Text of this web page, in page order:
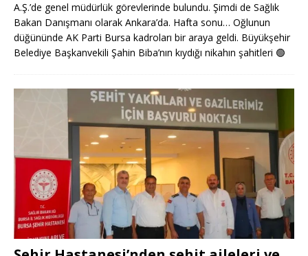
A.Ş.’de genel müdürlük görevlerinde bulundu. Şimdi de Sağlık
Bakan Danışmanı olarak Ankara’da. Hafta sonu… Oğlunun
düğününde AK Parti Bursa kadroları bir araya geldi. Büyükşehir
Belediye Başkanvekili Şahin Biba’nın kıydığı nikahın şahitleri 🟢